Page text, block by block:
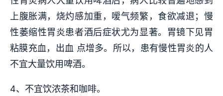
上腹胀满，烧灼感加重，嗳气频繁，食欲减退；慢
性萎缩性胃炎患者酒后症状尤为显著。胃镜下见胃
粘膜充血，出血 点增多。所以，患有慢性胃炎的人
不宜大量饮用啤酒。
4、不宜饮浓茶和咖啡。